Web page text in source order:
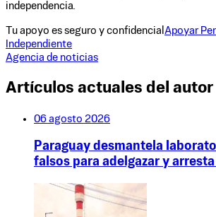
independencia.
Tu apoyo es seguro y confidencial Apoyar
Independiente
Agencia de noticias
Artículos actuales del autor
06 agosto 2026
Paraguay desmantela
falsos para adelgazar y